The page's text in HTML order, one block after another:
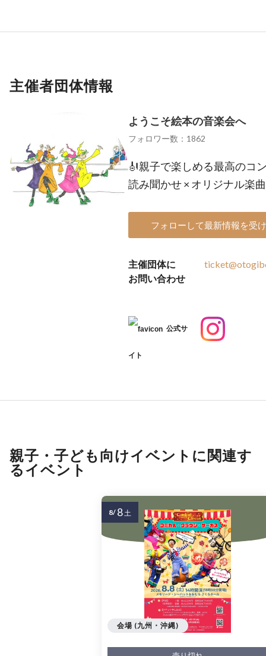
主催者団体情報
ようこそ絵本の音楽会へ
フォロワー数：1862
🎻親子で楽しめる最高のコ
読み聞かせ × オリジナル楽
フォローして最新情報を受
主催団体に
お問い合わせ
公式サ
イト
親子・子ども向けイベントに関連す
るイベント
会場 (九州・沖縄)
8/ 8土